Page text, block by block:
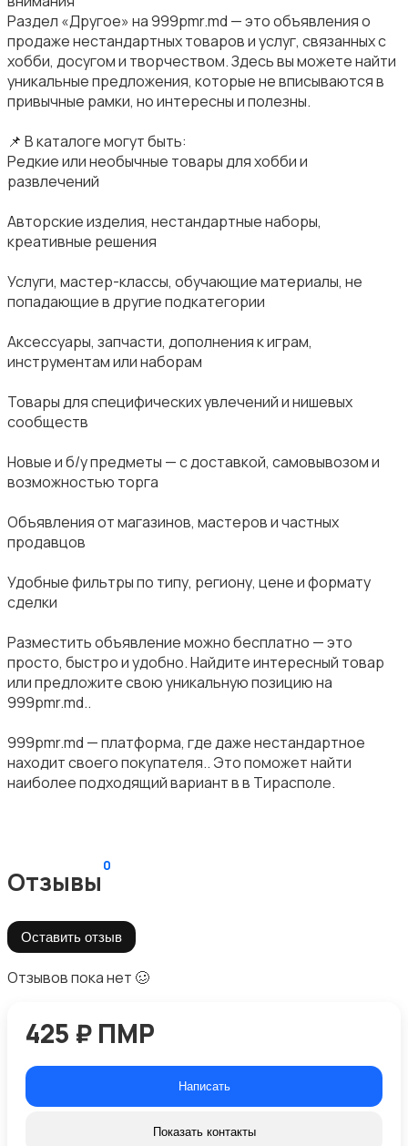
Раздел «Другое» на 999pmr.md — это объявления о
продаже нестандартных товаров и услуг, связанных с
хобби, досугом и творчеством. Здесь вы можете найти
уникальные предложения, которые не вписываются в
привычные рамки, но интересны и полезны.
📌 В каталоге могут быть:
Редкие или необычные товары для хобби и
развлечений
Авторские изделия, нестандартные наборы,
креативные решения
Услуги, мастер-классы, обучающие материалы, не
попадающие в другие подкатегории
Аксессуары, запчасти, дополнения к играм,
инструментам или наборам
Товары для специфических увлечений и нишевых
сообществ
Новые и б/у предметы — с доставкой, самовывозом и
возможностью торга
Объявления от магазинов, мастеров и частных
продавцов
Удобные фильтры по типу, региону, цене и формату
сделки
Разместить объявление можно бесплатно — это
просто, быстро и удобно. Найдите интересный товар
или предложите свою уникальную позицию на
999pmr.md..
999pmr.md — платформа, где даже нестандартное
находит своего покупателя.. Это поможет найти
наиболее подходящий вариант в в Тирасполе.
Отзывы
0
Оставить отзыв
Отзывов пока нет 🥴
425 ₽ ПМР
Написать
Показать контакты